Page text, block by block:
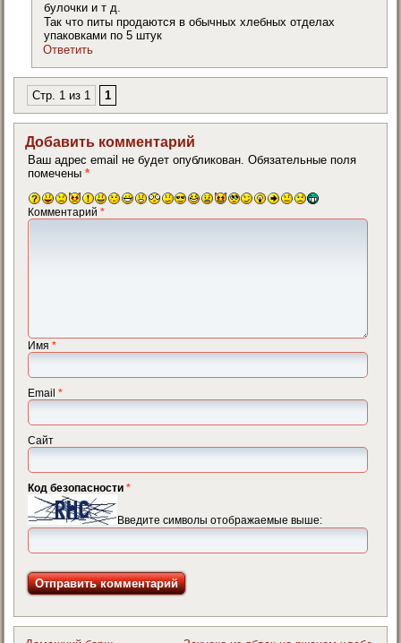
булочки и т д.
Так что питы продаются в обычных хлебных отделах
упаковками по 5 штук
Ответить
Стр. 1 из 1 1
Добавить комментарий
Ваш адрес email не будет опубликован. Обязательные поля
помечены*
Комментарий*
Имя*
Email*
Сайт
Код безопасности*
Введите символы отображаемые выше: